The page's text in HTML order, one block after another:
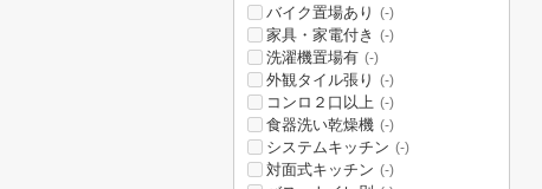
バイク置場あり (-)
家具・家電付き (-)
洗濯機置場有 (-)
外観タイル張り (-)
コンロ２口以上 (-)
食器洗い乾燥機 (-)
システムキッチン (-)
対面式キッチン (-)